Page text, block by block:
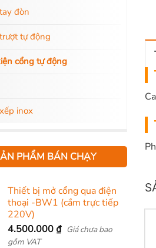
đòn
tự động
cổng tự động
inox
PHẨM BÁN CHẠY
Thiết bị mở cổng qua điện
thoại -BW1 (cắm trực tiếp
220V)
4.500.000 ₫ Giá chưa bao
gồm VAT